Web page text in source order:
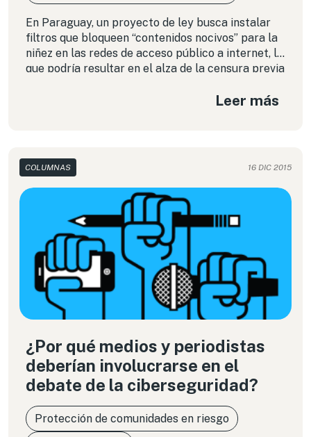
En Paraguay, un proyecto de ley busca instalar
filtros que bloqueen “contenidos nocivos” para la
niñez en las redes de acceso público a internet, lo
que podría resultar en el alza de la censura previa
material al que sí están facultados para ver. La
Leer más
COLUMNAS 16 DIC 2015
¿Por qué medios y periodistas
deberían involucrarse en el
debate de la ciberseguridad?
Protección de comunidades en riesgo